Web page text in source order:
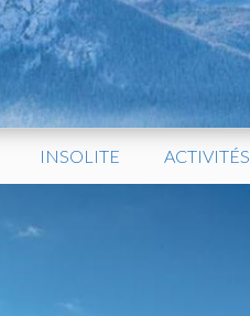
INSOLITE ACTIVITÉS